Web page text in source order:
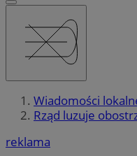
Wiadomości
Rząd luzuje
reklama